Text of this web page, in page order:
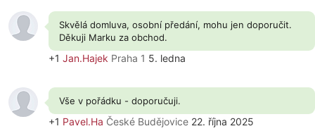
Skvělá domluva, osobní předání, mohu jen doporučit.
Děkuji Marku za obchod.
+1 Jan.Hajek Praha 1 5. ledna
Vše v pořádku - doporučuji.
+1 Pavel.Ha České Budějovice 22. října 2025